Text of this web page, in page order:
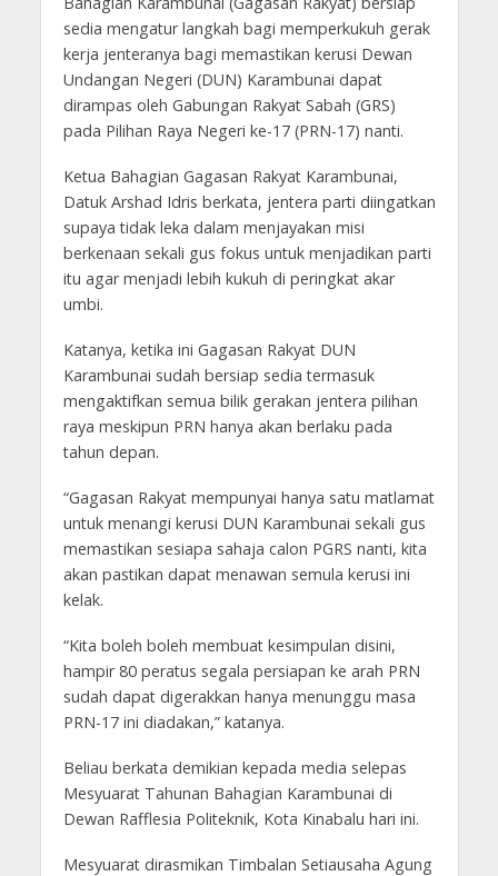
sedia mengatur langkah bagi memperkukuh gerak
kerja jenteranya bagi memastikan kerusi Dewan
Undangan Negeri (DUN) Karambunai dapat
dirampas oleh Gabungan Rakyat Sabah (GRS)
pada Pilihan Raya Negeri ke-17 (PRN-17) nanti.
Ketua Bahagian Gagasan Rakyat Karambunai,
Datuk Arshad Idris berkata, jentera parti diingatkan
supaya tidak leka dalam menjayakan misi
berkenaan sekali gus fokus untuk menjadikan parti
itu agar menjadi lebih kukuh di peringkat akar
umbi.
Katanya, ketika ini Gagasan Rakyat DUN
Karambunai sudah bersiap sedia termasuk
mengaktifkan semua bilik gerakan jentera pilihan
raya meskipun PRN hanya akan berlaku pada
tahun depan.
“Gagasan Rakyat mempunyai hanya satu matlamat
untuk menangi kerusi DUN Karambunai sekali gus
memastikan sesiapa sahaja calon PGRS nanti, kita
akan pastikan dapat menawan semula kerusi ini
kelak.
“Kita boleh boleh membuat kesimpulan disini,
hampir 80 peratus segala persiapan ke arah PRN
sudah dapat digerakkan hanya menunggu masa
PRN-17 ini diadakan,” katanya.
Beliau berkata demikian kepada media selepas
Mesyuarat Tahunan Bahagian Karambunai di
Dewan Rafflesia Politeknik, Kota Kinabalu hari ini.
Mesyuarat dirasmikan Timbalan Setiausaha Agung